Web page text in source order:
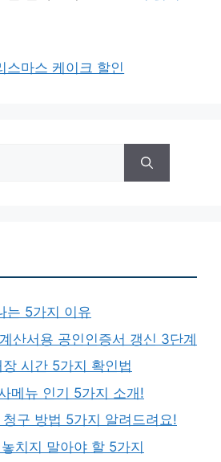
스마스 케이크 할인
는 5가지 이유
산서용 공인인증서 갱신 3단계
시간 5가지 확인법
메뉴 인기 5가지 소개!
구 방법 5가지 알려드려요!
치지 말아야 할 5가지